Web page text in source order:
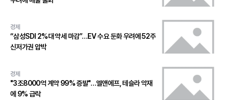
경제
“삼성SDI 2%대 약세 마감”…EV 수요 둔화 우려에 52주
신저가권 압박
경제
"3조8000억 계약 99% 증발"…엘앤에프, 테슬라 악재
에 9% 급락